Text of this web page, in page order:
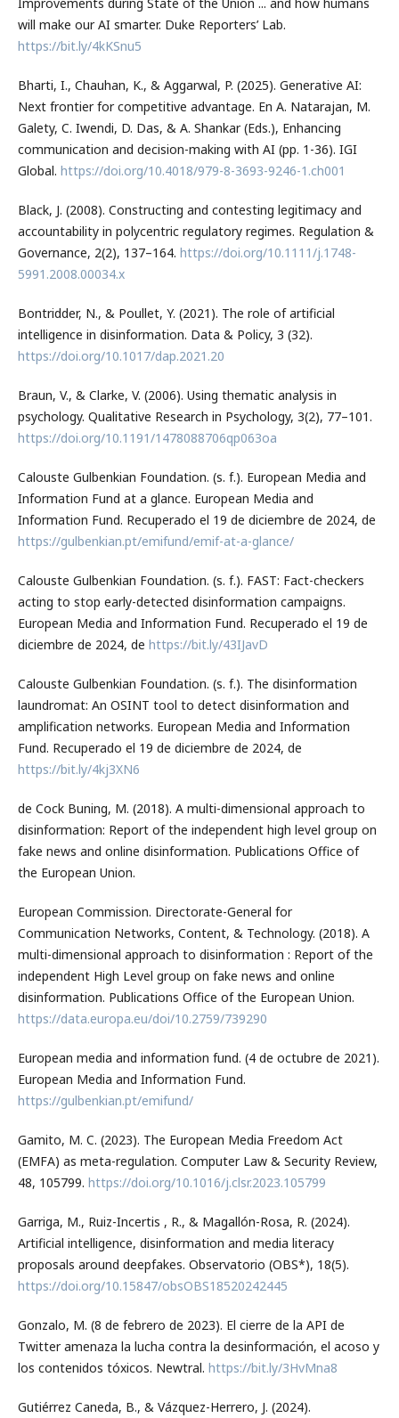
will make our AI smarter. Duke Reporters’ Lab.
https://bit.ly/4kKSnu5
Bharti, I., Chauhan, K., & Aggarwal, P. (2025). Generative AI:
Next frontier for competitive advantage. En A. Natarajan, M.
Galety, C. Iwendi, D. Das, & A. Shankar (Eds.), Enhancing
communication and decision-making with AI (pp. 1-36). IGI
Global. https://doi.org/10.4018/979-8-3693-9246-1.ch001
Black, J. (2008). Constructing and contesting legitimacy and
accountability in polycentric regulatory regimes. Regulation &
Governance, 2(2), 137–164. https://doi.org/10.1111/j.1748-
5991.2008.00034.x
Bontridder, N., & Poullet, Y. (2021). The role of artificial
intelligence in disinformation. Data & Policy, 3 (32).
https://doi.org/10.1017/dap.2021.20
Braun, V., & Clarke, V. (2006). Using thematic analysis in
psychology. Qualitative Research in Psychology, 3(2), 77–101.
https://doi.org/10.1191/1478088706qp063oa
Calouste Gulbenkian Foundation. (s. f.). European Media and
Information Fund at a glance. European Media and
Information Fund. Recuperado el 19 de diciembre de 2024, de
https://gulbenkian.pt/emifund/emif-at-a-glance/
Calouste Gulbenkian Foundation. (s. f.). FAST: Fact-checkers
acting to stop early-detected disinformation campaigns.
European Media and Information Fund. Recuperado el 19 de
diciembre de 2024, de https://bit.ly/43IJavD
Calouste Gulbenkian Foundation. (s. f.). The disinformation
laundromat: An OSINT tool to detect disinformation and
amplification networks. European Media and Information
Fund. Recuperado el 19 de diciembre de 2024, de
https://bit.ly/4kj3XN6
de Cock Buning, M. (2018). A multi-dimensional approach to
disinformation: Report of the independent high level group on
fake news and online disinformation. Publications Office of
the European Union.
European Commission. Directorate-General for
Communication Networks, Content, & Technology. (2018). A
multi-dimensional approach to disinformation : Report of the
independent High Level group on fake news and online
disinformation. Publications Office of the European Union.
https://data.europa.eu/doi/10.2759/739290
European media and information fund. (4 de octubre de 2021).
European Media and Information Fund.
https://gulbenkian.pt/emifund/
Gamito, M. C. (2023). The European Media Freedom Act
(EMFA) as meta-regulation. Computer Law & Security Review,
48, 105799. https://doi.org/10.1016/j.clsr.2023.105799
Garriga, M., Ruiz-Incertis , R., & Magallón-Rosa, R. (2024).
Artificial intelligence, disinformation and media literacy
proposals around deepfakes. Observatorio (OBS*), 18(5).
https://doi.org/10.15847/obsOBS18520242445
Gonzalo, M. (8 de febrero de 2023). El cierre de la API de
Twitter amenaza la lucha contra la desinformación, el acoso y
los contenidos tóxicos. Newtral. https://bit.ly/3HvMna8
Gutiérrez Caneda, B., & Vázquez-Herrero, J. (2024).